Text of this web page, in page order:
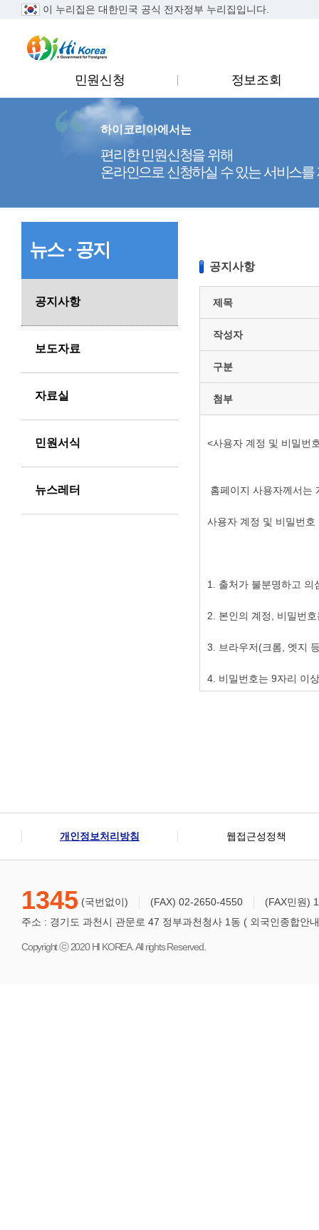
이 누리집은 대한민국 공식 전자정부 누리집입니다.
민원신청 정보조회
하이코리아에서는
편리한 민원신청을 위해
온라인으로 신청하실 수 있는 서비스를
뉴스 · 공지
공지사항
보도자료
자료실
민원서식
뉴스레터
공지사항
제목
작성자
구분
첨부
<사용자 계정 및 비밀번
홈페이지 사용자께서는
사용자 계정 및 비밀번
1. 출처가 불분명하고 의
2. 본인의 계정, 비밀번
3. 브라우저(크롬, 엣지
4. 비밀번호는 9자리 이
개인정보처리방침 웹접근성정책
1345 (국번없이) (FAX) 02-2650-4550
(FAX민원)
주소 : 경기도 과천시 관문로 47 정부과천청사 1동 ( 외국인종합안
Copyright ⓒ 2020 HI KOREA. All rights Reserved.